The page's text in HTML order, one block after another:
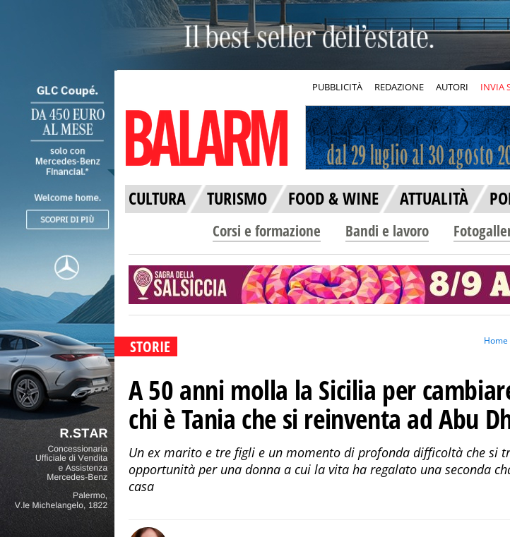
PUBBLICITÀ REDAZIONE AUTORI INVIA
CULTURA TURISMO FOOD & WINE ATTUALITÀ
Corsi e formazione Bandi e lavoro
STORIE Home
A 50 anni molla la Sicilia per
chi è Tania che si reinventa ad Abu
Un ex marito e tre figli e un momento di profonda difficoltà che si
opportunità per una donna a cui la vita ha regalato una seconda
casa